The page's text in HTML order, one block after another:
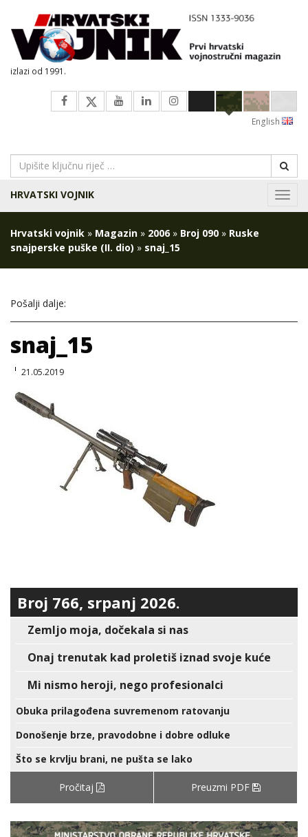
izlazi od 1991.
English
HRVATSKI VOJNIK
Hrvatski vojnik » Magazin » 2006 » Broj 090 » Ruske
snajperske puške (II. dio) » snaj_15
Pošalji dalje:
snaj_15
21.05.2019
Broj 766, srpanj 2026.
Zemljo moja, dočekala si nas
Onaj trenutak kad proletiš iznad svoje kuće
Mi nismo heroji, nego profesionalci
Obuka prilagođena suvremenom ratovanju
Donošenje brze, pravodobne i dobre odluke
Što se krvlju brani, ne pušta se lako
Pročitaj Preuzmi PDF